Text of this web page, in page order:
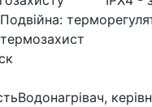
Подвійна:
термозахист
Водонагрівач,